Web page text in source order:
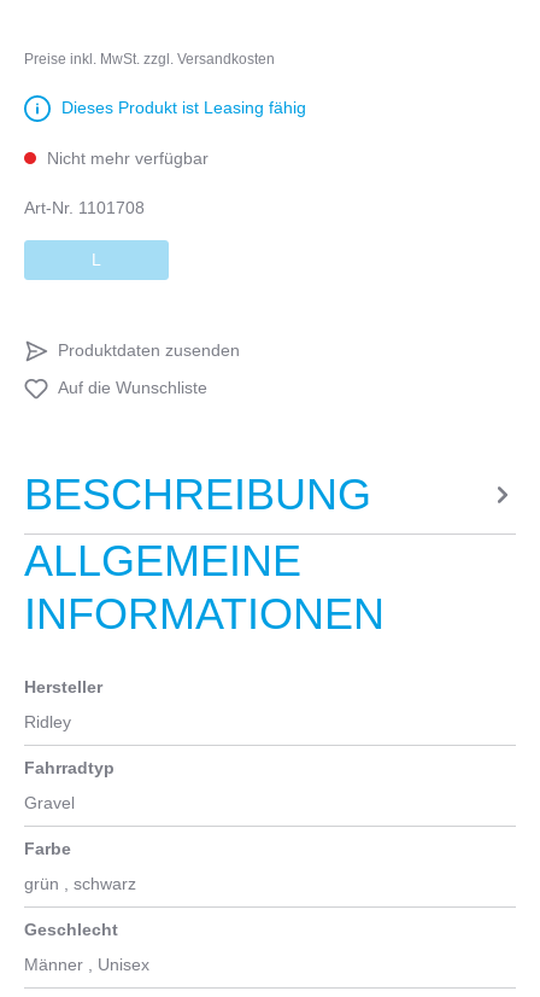
Preise inkl. MwSt. zzgl. Versandkosten
Dieses Produkt ist Leasing fähig
Nicht mehr verfügbar
Art-Nr. 1101708
L
Produktdaten zusenden
Auf die Wunschliste
BESCHREIBUNG
ALLGEMEINE
INFORMATIONEN
Hersteller
Ridley
Fahrradtyp
Gravel
Farbe
grün , schwarz
Geschlecht
Männer , Unisex